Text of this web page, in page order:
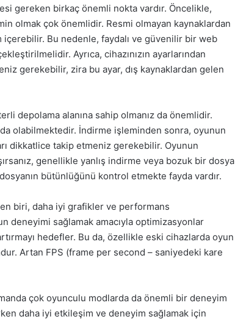
gereken birkaç önemli nokta vardır. Öncelikle,
olmak çok önemlidir. Resmi olmayan kaynaklardan
içerebilir. Bu nedenle, faydalı ve güvenilir bir web
Ayrıca, cihazınızın ayarlarından
gerekebilir, zira bu ayar, dış kaynaklardan gelen
depolama alanına sahip olmanız da önemlidir.
olabilmektedir. İndirme işleminden sonra, oyunun
dikkatlice takip etmeniz gerekebilir. Oyunun
genellikle yanlış indirme veya bozuk bir dosya
bütünlüğünü kontrol etmekte fayda vardır.
biri, daha iyi grafikler ve performans
deneyimi sağlamak amacıyla optimizasyonlar
hedefler. Bu da, özellikle eski cihazlarda oyun
Artan FPS (frame per second – saniyedeki kare
çok oyunculu modlarda da önemli bir deneyim
daha iyi etkileşim ve deneyim sağlamak için